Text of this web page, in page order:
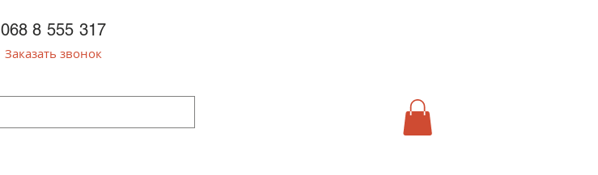
068 8 555 317
Заказать звонок